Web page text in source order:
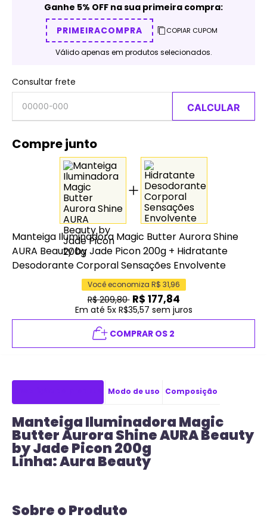
Ganhe 5% OFF na sua primeira compra:
PRIMEIRACOMPRA
COPIAR CUPOM
Válido apenas em produtos selecionados.
Consultar frete
CALCULAR
Compre junto
Manteiga Iluminadora Magic Butter Aurora Shine
AURA Beauty by Jade Picon 200g + Hidratante
Desodorante Corporal Sensações Envolvente
Você economiza R$ 31,96
R$209,80 R$ 177,84
Em até 5x R$35,57 sem juros
COMPRAR OS 2
Modo de uso Composição
Manteiga Iluminadora Magic
Butter Aurora Shine AURA Beauty
by Jade Picon 200g
Linha: Aura Beauty
Sobre o Produto